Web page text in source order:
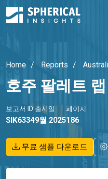
Home Reports
호주 팔레트
보고서 ID
SIK6334
출시일
9월 2025
페이지
186
무료 샘플 다운로드